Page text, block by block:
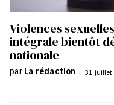
Violences
intégrale bientôt
nationale
par La rédaction | 31 juillet